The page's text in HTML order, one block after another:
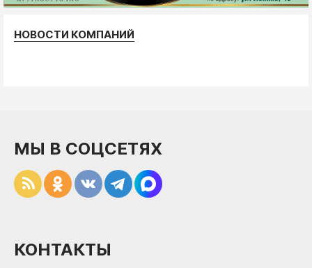
НОВОСТИ КОМПАНИЙ
МЫ В СОЦСЕТЯХ
КОНТАКТЫ